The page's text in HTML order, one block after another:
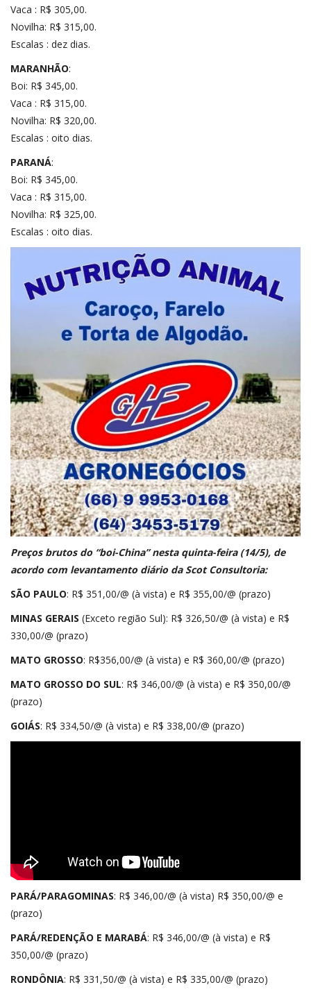
Vaca : R$ 305,00.
Novilha: R$ 315,00.
Escalas : dez dias.
MARANHÃO:
Boi: R$ 345,00.
Vaca : R$ 315,00.
Novilha: R$ 320,00.
Escalas : oito dias.
PARANÁ:
Boi: R$ 345,00.
Vaca : R$ 315,00.
Novilha: R$ 325,00.
Escalas : oito dias.
Preços brutos do “boi-China” nesta quinta-feira (14/5), de
acordo com levantamento diário da Scot Consultoria:
SÃO PAULO: R$ 351,00/@ (à vista) e R$ 355,00/@ (prazo)
MINAS GERAIS (Exceto região Sul): R$ 326,50/@ (à vista) e R$
330,00/@ (prazo)
MATO GROSSO: R$356,00/@ (à vista) e R$ 360,00/@ (prazo)
MATO GROSSO DO SUL: R$ 346,00/@ (à vista) e R$ 350,00/@
(prazo)
GOIÁS: R$ 334,50/@ (à vista) e R$ 338,00/@ (prazo)
PARÁ/PARAGOMINAS: R$ 346,00/@ (à vista) R$ 350,00/@ e
(prazo)
PARÁ/REDENÇÃO E MARABÁ: R$ 346,00/@ (à vista) e R$
350,00/@ (prazo)
RONDÔNIA: R$ 331,50/@ (à vista) e R$ 335,00/@ (prazo)